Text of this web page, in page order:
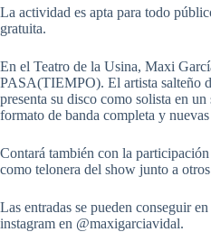
La actividad es apta para todo
gratuita.
En el Teatro de la Usina, Maxi
PASA(TIEMPO). El artista salteño
presenta su disco como solista en
formato de banda completa y
Contará también con la
como telonera del show junto a
Las entradas se pueden conseguir
instagram en @maxigarciavidal.